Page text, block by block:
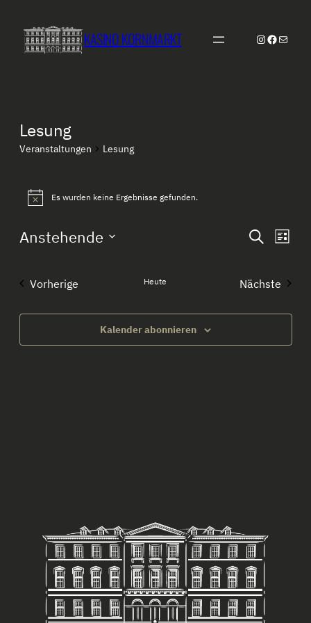
KASINO KORNMARKT Instagram
E-Mail
Lesung
Veranstaltungen Lesung
Veranstaltungen
HinweisEs wurden keine Ergebnisse gefunden.
und
SucheListe
Anstehende
Vorherige
Heute
Nächste
Kalender abonnieren